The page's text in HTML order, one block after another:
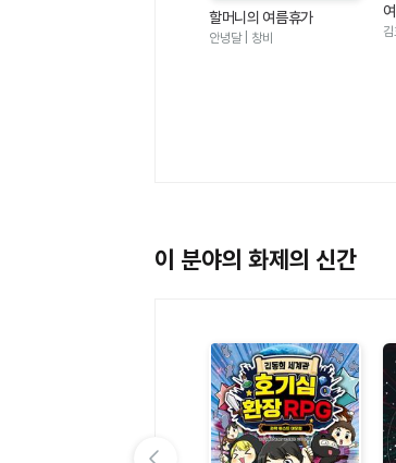
할머니의 여름휴가
안녕달 | 창비
이 분야의 화제의 신간